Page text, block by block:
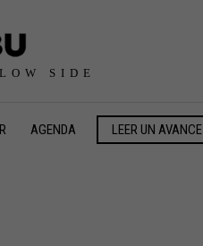
SIDE
AGENDA LEER UN AVANCE